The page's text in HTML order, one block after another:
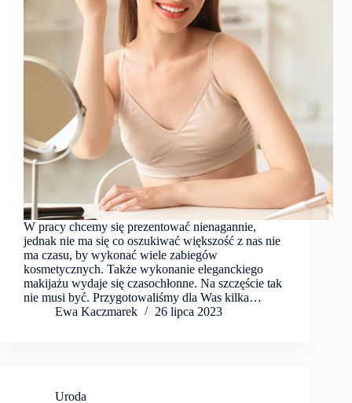
W pracy chcemy się prezentować nienagannie,
jednak nie ma się co oszukiwać większość z nas nie
ma czasu, by wykonać wiele zabiegów
kosmetycznych. Także wykonanie eleganckiego
makijażu wydaje się czasochłonne. Na szczęście tak
nie musi być. Przygotowaliśmy dla Was kilka…
Ewa Kaczmarek
26 lipca 2023
Uroda